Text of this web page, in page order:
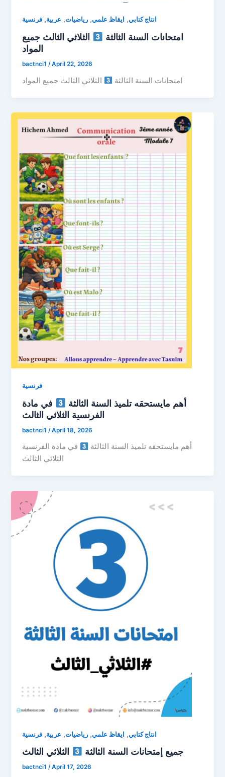
انتاج كتابي, ايقاظ علمي, رياضيات, عربية, فرنسية
امتحانات السنة الثالثة
الثلاثي الثالث جميع
المواد
bactnci1/April 22, 2026
امتحانات السنة الثالثة الثلاثي الثالث جميع المواد
فرنسية
أهم مايستحقه تلميذ السنة الثالثة
في مادة
الفرنسية الثلاثي الثالث
bactnci1 /April 18, 2026
أهم مايستحقه تلميذ السنة الثالثة
في مادة الفرنسية
الثلاثي الثالث
انتاج كتابي, ايقاظ علمي, رياضيات, عربية, فرنسية
جميع إمتحانات السنة الثالثة الثلاثي الثالث
bactnci1/April 17, 2026